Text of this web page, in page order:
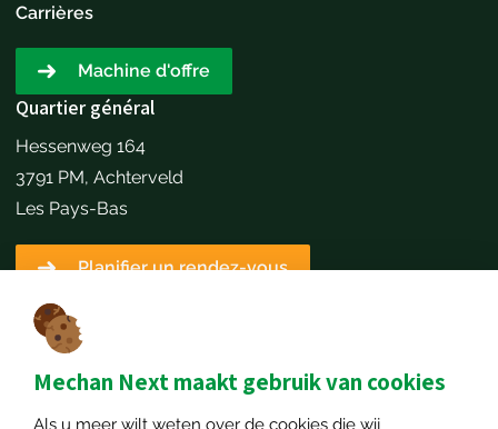
Mechan Next maakt gebruik van cookies
Als u meer wilt weten over de cookies die wij
Carrières
Machine d'offre
Quartier général
Hessenweg 164
3791 PM, Achterveld
Les Pays-Bas
Planifier un rendez-vous
Détails du contact
+31651173646
info@mechannext.nl
MechanNext B.V.